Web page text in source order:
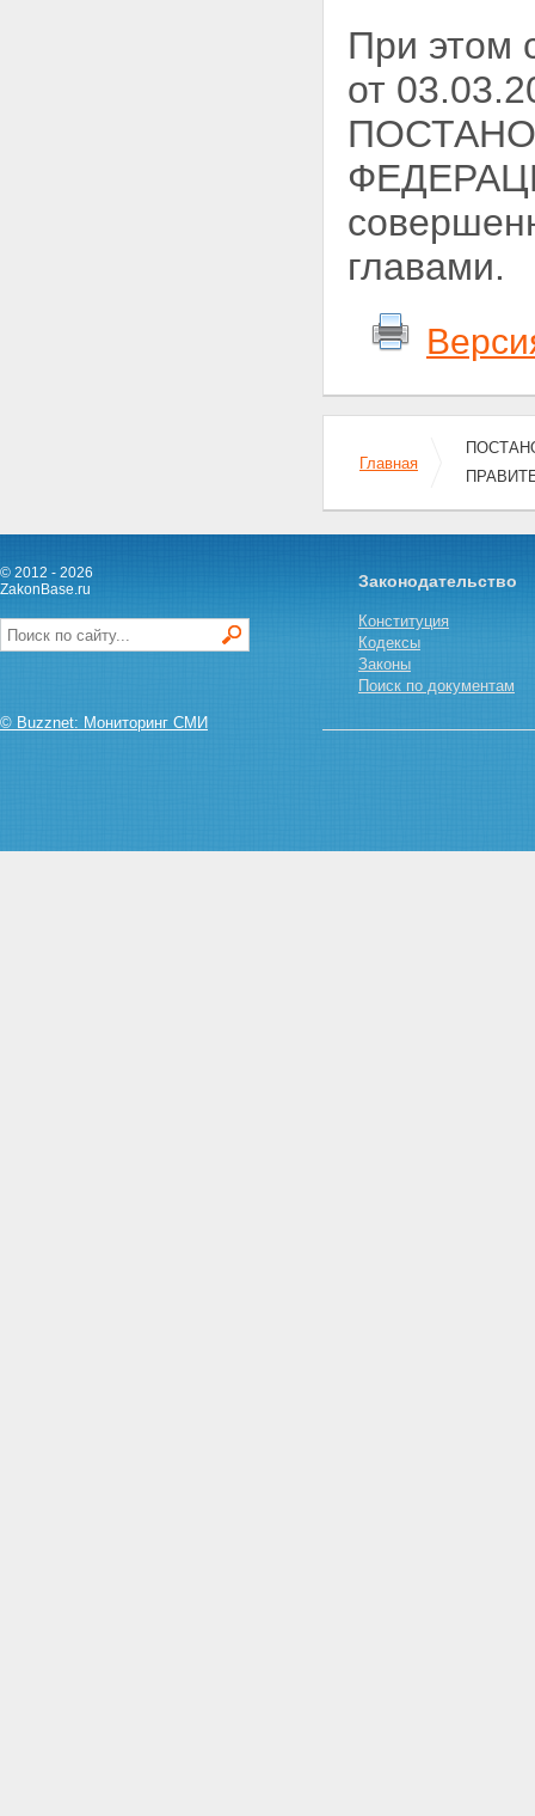
При этом
от
главами.
Главная
© 2012 - 2026
ZakonBase.ru
© Buzznet: Мониторинг СМИ
Законодательство
Конституция
Кодексы
Законы
Поиск по документам